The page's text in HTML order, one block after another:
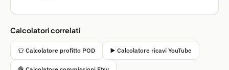
Calcolatori correlati
👕 Calcolatore profitto POD ▶️ Calcolatore ricavi YouTube